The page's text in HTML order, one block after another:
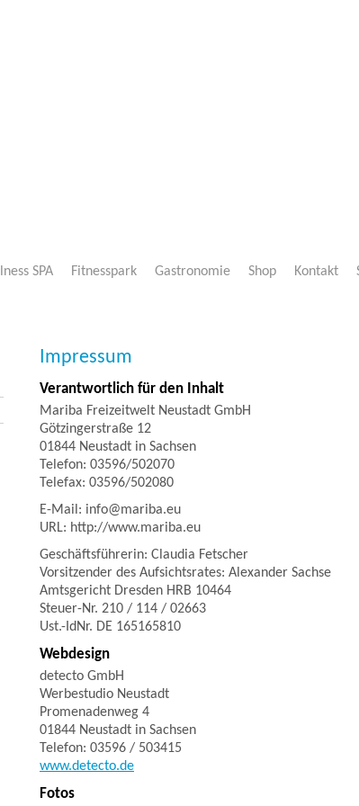
SPA Fitnesspark Gastronomie Shop Kontakt
Impressum
Verantwortlich für den Inhalt
Mariba Freizeitwelt Neustadt GmbH
Götzingerstraße 12
01844 Neustadt in Sachsen
Telefon: 03596/502070
Telefax: 03596/502080
E-Mail: info@mariba.eu
URL: http://www.mariba.eu
Geschäftsführerin: Claudia Fetscher
Vorsitzender des Aufsichtsrates: Alexander Sachse
Amtsgericht Dresden HRB 10464
Steuer-Nr. 210 / 114 / 02663
Ust.-IdNr. DE 165165810
Webdesign
detecto GmbH
Werbestudio Neustadt
Promenadenweg 4
01844 Neustadt in Sachsen
Telefon: 03596 / 503415
www.detecto.de
Fotos